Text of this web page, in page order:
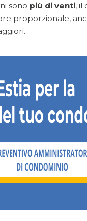
sono più di venti, il
proporzionale,